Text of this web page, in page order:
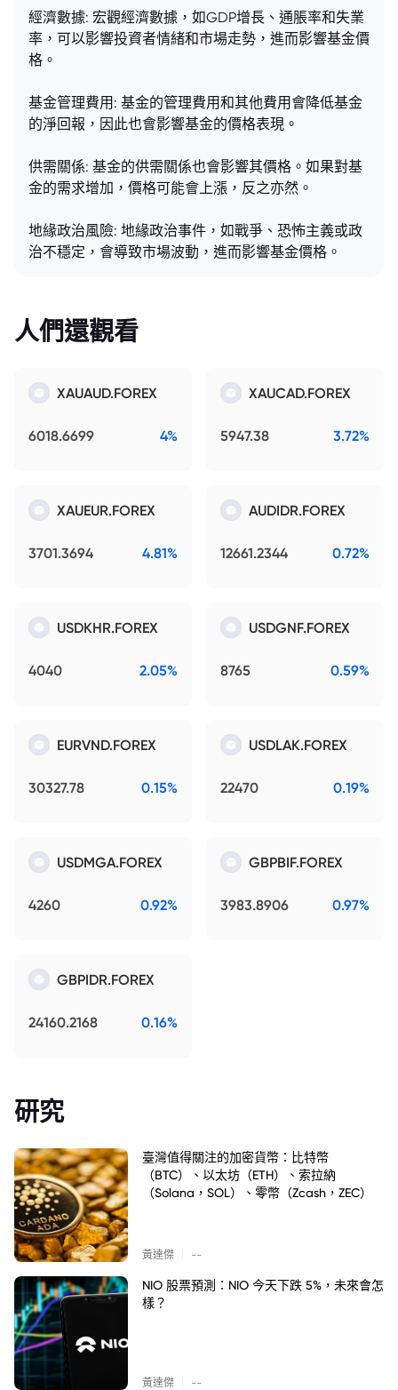
經濟數據: 宏觀經濟數據，如GDP增長、通脹率和失業
率，可以影響投資者情緒和市場走勢，進而影響基金價
格。
基金管理費用: 基金的管理費用和其他費用會降低基金
的淨回報，因此也會影響基金的價格表現。
供需關係: 基金的供需關係也會影響其價格。如果對基
金的需求增加，價格可能會上漲，反之亦然。
地緣政治風險: 地緣政治事件，如戰爭、恐怖主義或政
治不穩定，會導致市場波動，進而影響基金價格。
人們還觀看
XAUAUD.FOREX
6018.6699 4%
XAUCAD.FOREX
5947.38 3.72%
XAUEUR.FOREX
3701.3694 4.81%
AUDIDR.FOREX
12661.2344 0.72%
USDKHR.FOREX
4040 2.05%
USDGNF.FOREX
8765 0.59%
EURVND.FOREX
30327.78 0.15%
USDLAK.FOREX
22470 0.19%
USDMGA.FOREX
4260 0.92%
GBPBIF.FOREX
3983.8906 0.97%
GBPIDR.FOREX
24160.2168 0.16%
研究
臺灣值得關注的加密貨幣：比特幣
（BTC）、以太坊（ETH）、索拉納
（Solana，SOL）、零幣（Zcash，ZEC）
黃達傑 --
NIO 股票預測：NIO 今天下跌 5%，未來會怎
樣？
黃達傑 --